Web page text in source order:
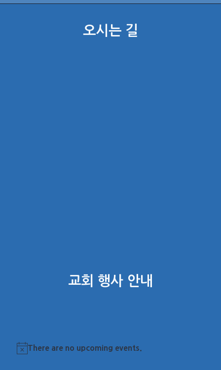
오시는 길
교회 행사 안내
Notice
There are no upcoming events.